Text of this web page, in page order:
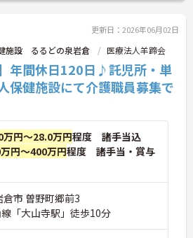
更新日：2026年06月02日
施設 るるどの泉岩倉 医療法人羊蹄会
年間休日120日♪託児所・単
保健施設にて介護職員募集で
万円～28.0万円程度 諸手当込
円～400万円程度 諸手当・賞与
倉市 曽野町郷前3
「大山寺駅」徒歩10分